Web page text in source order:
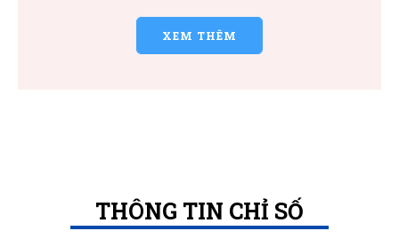
XEM THÊM
THÔNG TIN CHỈ SỐ